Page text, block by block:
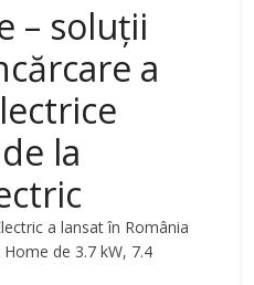
– soluții
a
la
a lansat în România
de 3.7 kW, 7.4